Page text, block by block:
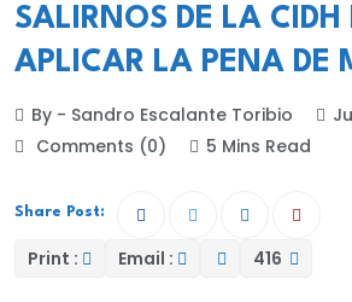
SALIRNOS DE LA CIDH
APLICAR LA PENA DE
By - Sandro Escalante Toribio
Comments (0)
5 Mins Read
Share Post:
Print : Email : 416